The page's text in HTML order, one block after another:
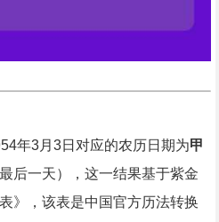
年3月3日对应的农历日期为甲
后一天），这一结果基于紫金
》，该表是中国官方历法转换